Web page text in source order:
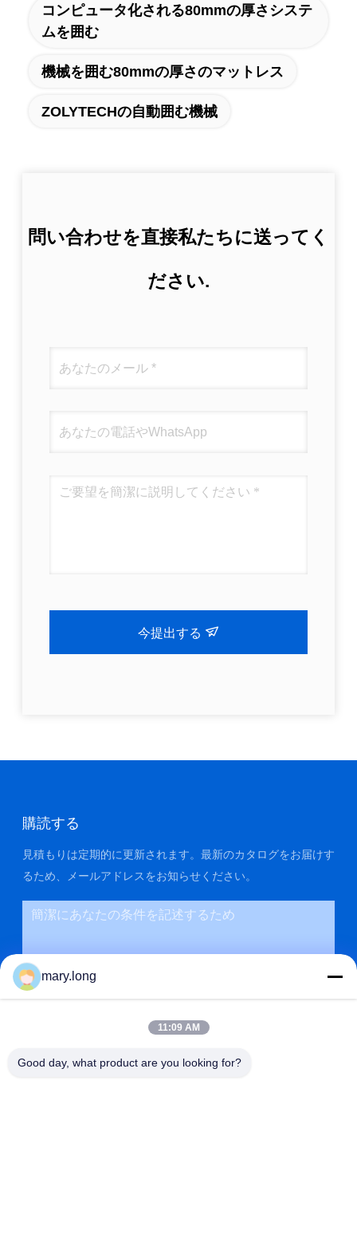
コンピュータ化される80mmの厚さシステ
ムを囲む
機械を囲む80mmの厚さのマットレス
ZOLYTECHの自動囲む機械
問い合わせを直接私たちに送ってく
ださい.
今提出する
購読する
見積もりは定期的に更新されます。最新のカタログをお届けす
るため、メールアドレスをお知らせください。
送信
mary.long
11:09 AM
Good day, what product are you looking for?